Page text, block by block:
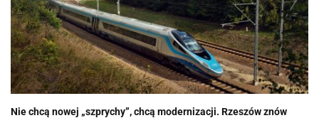
Nie chcą nowej „szprychy”, chcą modernizacji. Rzeszów znów